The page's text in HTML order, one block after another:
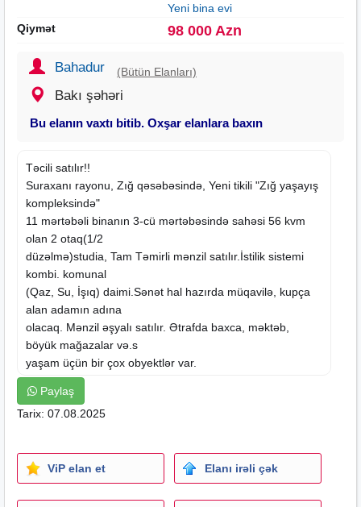
Yeni bina evi
Qiymət
98 000 Azn
Bahadur (Bütün Elanları)
Bakı şəhəri
Bu elanın vaxtı bitib. Oxşar elanlara baxın
Təcili satılır!!
Suraxanı rayonu, Zığ qəsəbəsində, Yeni tikili "Zığ yaşayış
kompleksində"
11 mərtəbəli binanın 3-cü mərtəbəsində sahəsi 56 kvm
olan 2 otaq(1/2
düzəlmə)studia, Tam Təmirli mənzil satılır.İstilik sistemi
kombi. komunal
(Qaz, Su, İşıq) daimi.Sənət hal hazırda müqavilə, kupça
alan adamın adına
olacaq. Mənzil əşyalı satılır. Ətrafda baxca, məktəb,
böyük mağazalar və.s
yaşam üçün bir çox obyektlər var.
Qeyd: Əlavə məlumat almaq və mənzilə baxış keçirmək
üçün əlaqə
saxlaya bilərsiniz. Şirkət komissiyası 1000 manat təşkil
Paylaş
Tarix: 07.08.2025
ViP elan et Elanı irəli çək